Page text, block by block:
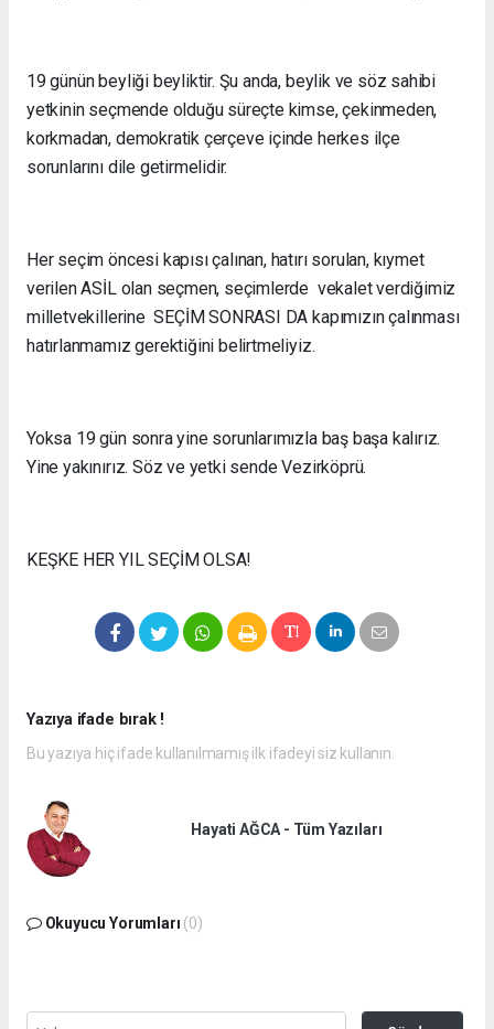
19 günün beyliği beyliktir. Şu anda, beylik ve söz sahibi
yetkinin seçmende olduğu süreçte kimse, çekinmeden,
korkmadan, demokratik çerçeve içinde herkes ilçe
sorunlarını dile getirmelidir.
Her seçim öncesi kapısı çalınan, hatırı sorulan, kıymet
verilen ASİL olan seçmen, seçimlerde vekalet verdiğimiz
milletvekillerine SEÇİM SONRASI DA kapımızın çalınması
hatırlanmamız gerektiğini belirtmeliyiz.
Yoksa 19 gün sonra yine sorunlarımızla baş başa kalırız.
Yine yakınırız. Söz ve yetki sende Vezirköprü.
KEŞKE HER YIL SEÇİM OLSA!
Yazıya ifade bırak !
Bu yazıya hiç ifade kullanılmamış ilk ifadeyi siz kullanın.
Hayati AĞCA - Tüm Yazıları
Okuyucu Yorumları (0)